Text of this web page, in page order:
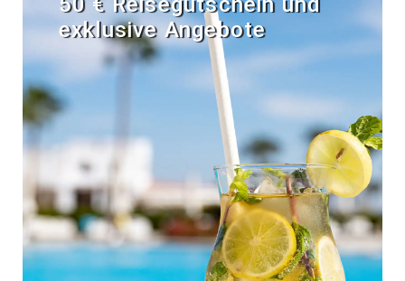
exklusive Angebote